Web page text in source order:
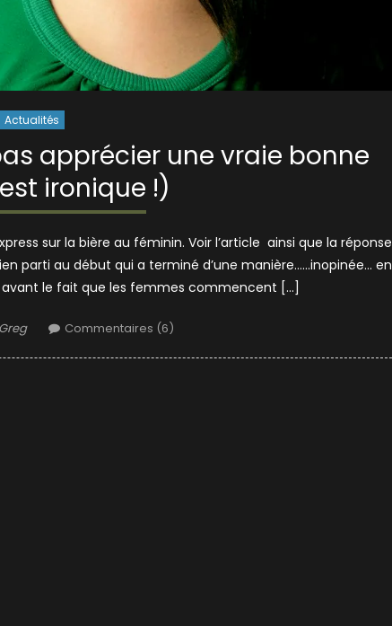
Actualités
apprécier une vraie bonne
ironique !)
sur la bière au féminin. Voir l’article ainsi que la réponse
parti au début qui a terminé d’une manière……inopinée… en
avant le fait que les femmes commencent […]
Author
Greg Commentaires (6)